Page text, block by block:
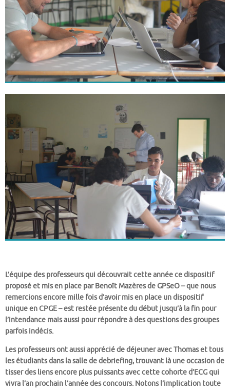
L’équipe des professeurs qui découvrait cette année ce dispositif
proposé et mis en place par Benoît Mazères de GPSeO – que nous
remercions encore mille fois d’avoir mis en place un dispositif
unique en CPGE – est restée présente du début jusqu’à la fin pour
l’intendance mais aussi pour répondre à des questions des groupes
parfois indécis.
Les professeurs ont aussi apprécié de déjeuner avec Thomas et tous
les étudiants dans la salle de debriefing, trouvant là une occasion de
tisser des liens encore plus puissants avec cette cohorte d’ECG qui
vivra l’an prochain l’année des concours. Notons l’implication toute